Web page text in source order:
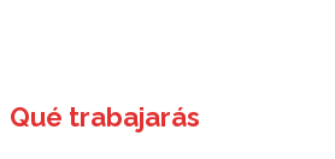
Qué trabajarás